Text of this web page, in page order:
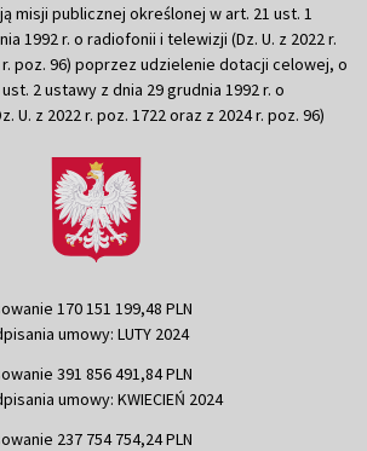
misji publicznej określonej w art. 21 ust. 1
1992 r. o radiofonii i telewizji (Dz. U. z 2022 r.
r. poz. 96) poprzez udzielenie dotacji celowej, o
2 ustawy z dnia 29 grudnia 1992 r. o
U. z 2022 r. poz. 1722 oraz z 2024 r. poz. 96)
170 151 199,48 PLN
umowy: LUTY 2024
391 856 491,84 PLN
umowy: KWIECIEŃ 2024
237 754 754,24 PLN